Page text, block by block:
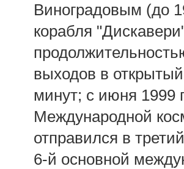
Виноградовым (до
корабля
выходов в
минут; с июня 1999
Международной
отправился в
6-й основной